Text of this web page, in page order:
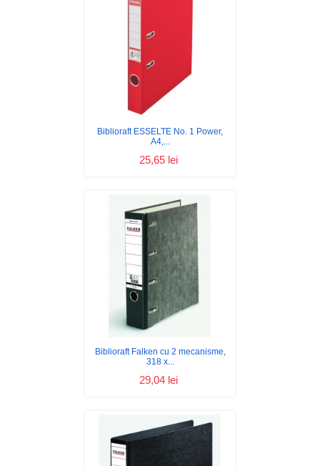
Biblioraft ESSELTE No. 1 Power,
A4,...
25,65 lei
Biblioraft Falken cu 2 mecanisme,
318 x...
29,04 lei